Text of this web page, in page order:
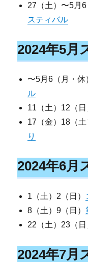
27（土）〜5月
スティバル
2024年5月
〜5月6（月・休
ル
11（土）12（日
17（金）18（
り
2024年6月
1（土）2（日）
8（土）9（日）
22（土）23（
2024年7月